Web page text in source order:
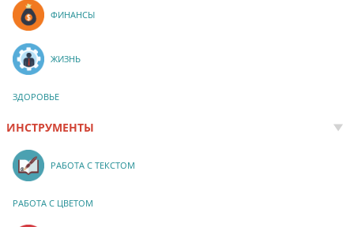
ФИНАНСЫ
ЖИЗНЬ
ЗДОРОВЬЕ
ИНСТРУМЕНТЫ
РАБОТА С ТЕКСТОМ
РАБОТА С ЦВЕТОМ